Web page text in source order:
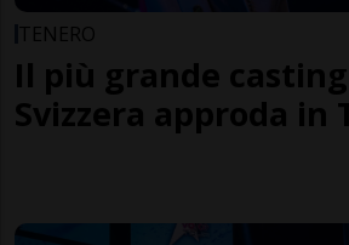
TENERO
Il più grande
Svizzera approda in